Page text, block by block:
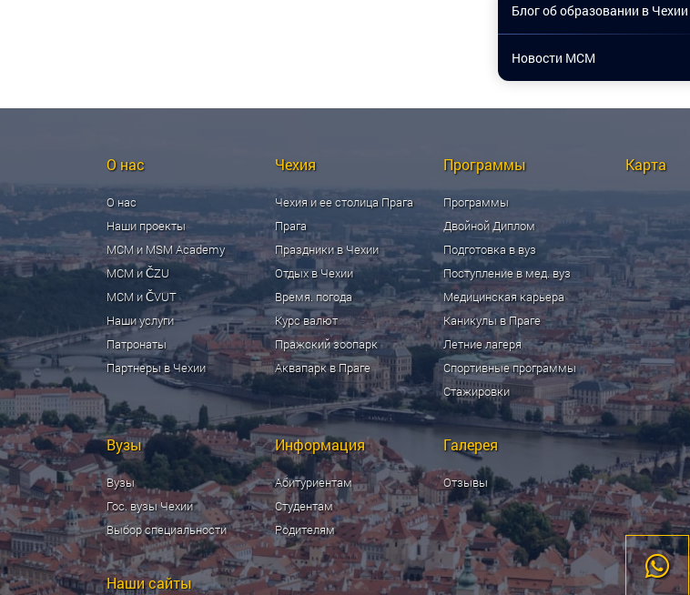
Блог об образовании в Чехии
Новости МСМ
О нас
О нас
Наши проекты
МСМ и MSM Academy
МСМ и ČZU
МСМ и ČVUT
Наши услуги
Патронаты
Партнеры в Чехии
Чехия
Чехия и ее столица Прага
Прага
Праздники в Чехии
Отдых в Чехии
Время. погода
Курс валют
Пражский зоопарк
Аквапарк в Праге
Программы
Программы
Двойной Диплом
Подготовка в вуз
Поступление в мед. вуз
Медицинская карьера
Каникулы в Праге
Летние лагеря
Спортивные программы
Стажировки
Вузы
Вузы
Гос. вузы Чехии
Выбор специальности
Информация
Абитуриентам
Студентам
Родителям
Галерея
Отзывы
Наши сайты
Карта